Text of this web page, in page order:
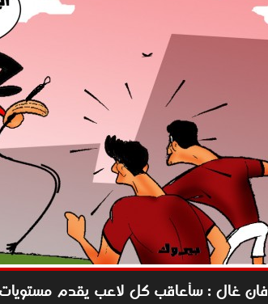
فان غال : سأعاقب كل لاعب يقدم